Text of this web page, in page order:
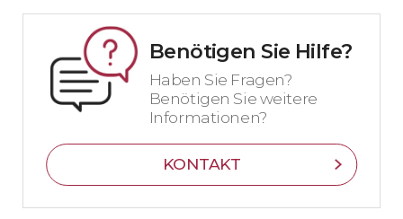
Benötigen Sie Hilfe?
Haben Sie Fragen?
Benötigen Sie weitere
Informationen?
KONTAKT